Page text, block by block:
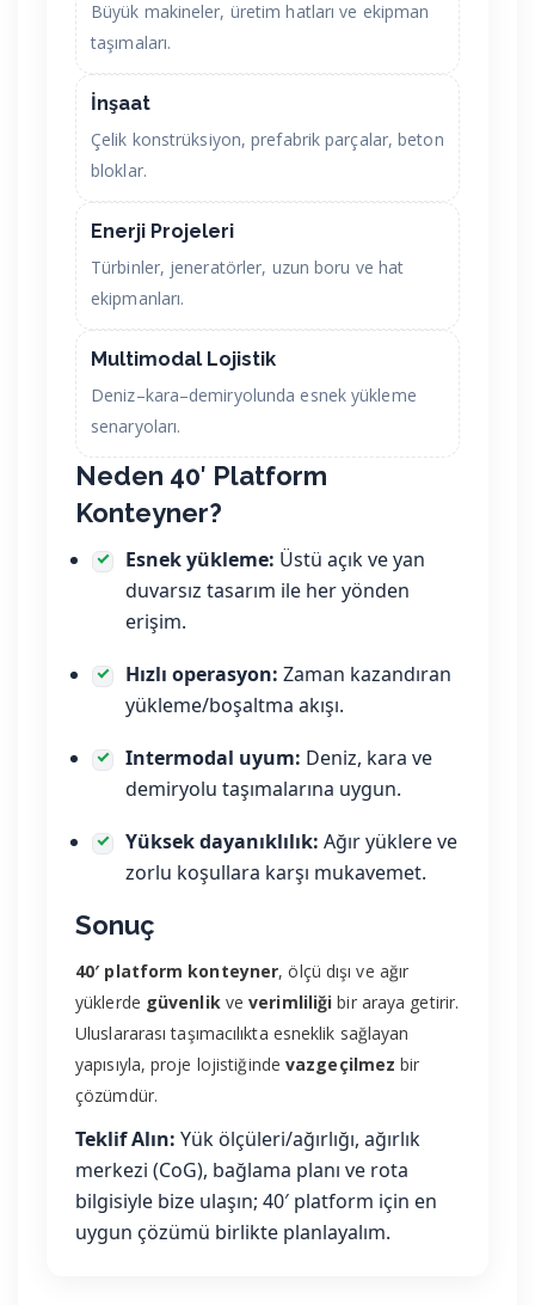
Büyük makineler, üretim hatları ve ekipman
taşımaları.
İnşaat
Çelik konstrüksiyon, prefabrik parçalar, beton
bloklar.
Enerji Projeleri
Türbinler, jeneratörler, uzun boru ve hat
ekipmanları.
Multimodal Lojistik
Deniz–kara–demiryolunda esnek yükleme
senaryoları.
Neden 40′ Platform
Konteyner?
Esnek yükleme: Üstü açık ve yan
duvarsız tasarım ile her yönden
erişim.
Hızlı operasyon: Zaman kazandıran
yükleme/boşaltma akışı.
Intermodal uyum: Deniz, kara ve
demiryolu taşımalarına uygun.
Yüksek dayanıklılık: Ağır yüklere ve
zorlu koşullara karşı mukavemet.
Sonuç
40′ platform konteyner, ölçü dışı ve ağır
yüklerde güvenlikveverimliliği bir araya getirir.
Uluslararası taşımacılıkta esneklik sağlayan
yapısıyla, proje lojistiğinde vazgeçilmez bir
çözümdür.
Teklif Alın: Yük ölçüleri/ağırlığı, ağırlık
merkezi (CoG), bağlama planı ve rota
bilgisiyle bize ulaşın; 40′ platform için en
uygun çözümü birlikte planlayalım.